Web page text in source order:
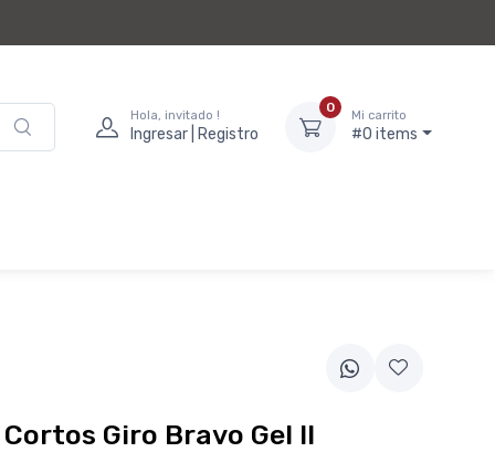
Hola, invitado !
Ingresar | Registro
0
Mi carrito
#0 items
Giro Bravo Gel II